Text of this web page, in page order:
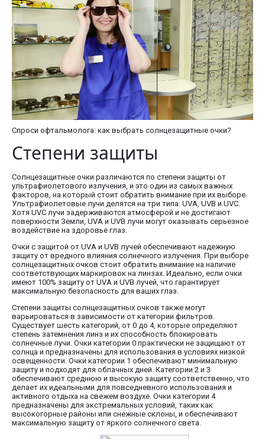
Спроси офтальмолога: как выбрать солнцезащитные очки?
Степени защиты
Солнцезащитные очки различаются по степени защиты от
ультрафиолетового излучения, и это один из самых важных
факторов, на который стоит обратить внимание при их выборе.
Ультрафиолетовые лучи делятся на три типа: UVA, UVB и UVC.
Хотя UVC лучи задерживаются атмосферой и не достигают
поверхности Земли, UVA и UVB лучи могут оказывать серьезное
воздействие на здоровье глаз.
Очки с защитой от UVA и UVB лучей обеспечивают надежную
защиту от вредного влияния солнечного излучения. При выборе
солнцезащитных очков стоит обратить внимание на наличие
соответствующих маркировок на линзах. Идеально, если очки
имеют 100% защиту от UVA и UVB лучей, что гарантирует
максимальную безопасность для ваших глаз.
Степени защиты солнцезащитных очков также могут
варьироваться в зависимости от категории фильтров.
Существует шесть категорий, от 0 до 4, которые определяют
степень затемнения линз и их способность блокировать
солнечные лучи. Очки категории 0 практически не защищают от
солнца и предназначены для использования в условиях низкой
освещенности. Очки категории 1 обеспечивают минимальную
защиту и подходят для облачных дней. Категории 2 и 3
обеспечивают среднюю и высокую защиту соответственно, что
делает их идеальными для повседневного использования и
активного отдыха на свежем воздухе. Очки категории 4
предназначены для экстремальных условий, таких как
высокогорные районы или снежные склоны, и обеспечивают
максимальную защиту от яркого солнечного света.